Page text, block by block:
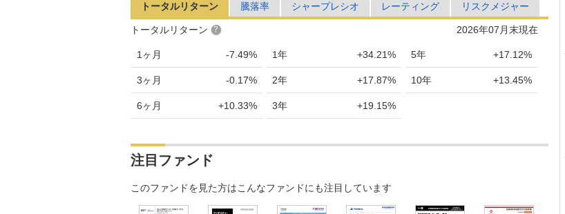
トータルリターン 騰落率 シャープレシオ レーティング リスクメジャー
2026年07月末現在
トータルリターン
1ヶ月 -7.49%
3ヶ月 -0.17%
6ヶ月 +10.33%
1年 +34.21%
2年 +17.87%
3年 +19.15%
5年 +17.12%
10年 +13.45%
注目ファンド
このファンドを見た方はこんなファンドにも注目しています